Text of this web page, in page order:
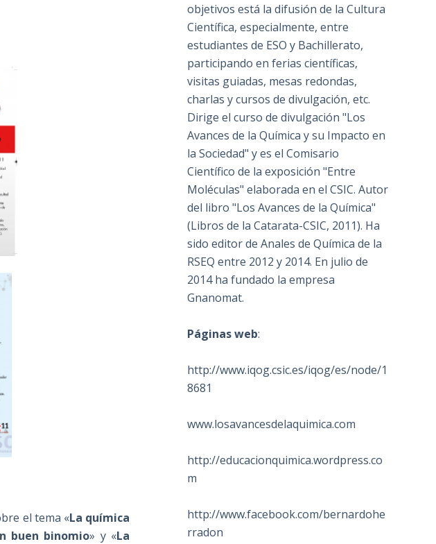
el tema «La química
buen binomio» y «La
objetivos está la difusión de la Cultura
Científica, especialmente, entre
estudiantes de ESO y Bachillerato,
participando en ferias científicas,
visitas guiadas, mesas redondas,
charlas y cursos de divulgación, etc.
Dirige el curso de divulgación "Los
Avances de la Química y su Impacto en
la Sociedad" y es el Comisario
Científico de la exposición "Entre
Moléculas" elaborada en el CSIC. Autor
del libro "Los Avances de la Química"
(Libros de la Catarata-CSIC, 2011). Ha
sido editor de Anales de Química de la
RSEQ entre 2012 y 2014. En julio de
2014 ha fundado la empresa
Gnanomat.
Páginas web:
http://www.iqog.csic.es/iqog/es/node/1
8681
www.losavancesdelaquimica.com
http://educacionquimica.wordpress.co
m
http://www.facebook.com/bernardohe
rradon